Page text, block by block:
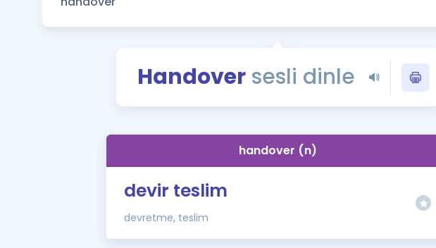
YDS - YÖKDİL
İngilizce
Handoversesli dinle
handover (n)
devir teslim
devretme, teslim